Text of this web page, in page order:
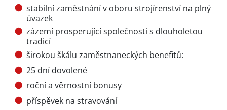
stabilní zaměstnání v oboru strojírenství na plný
úvazek
zázemí prosperující společnosti s dlouholetou
tradicí
širokou škálu zaměstnaneckých benefitů:
25 dní dovolené
roční a věrnostní bonusy
příspěvek na stravování